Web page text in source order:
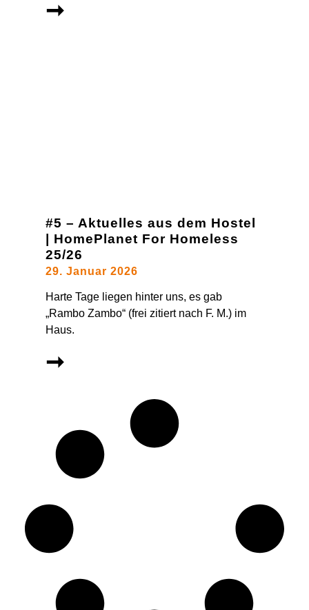
➞
#5 – Aktuelles aus dem Hostel
| HomePlanet For Homeless
25/26
29. Januar 2026
Harte Tage liegen hinter uns, es gab
„Rambo Zambo“ (frei zitiert nach F. M.) im
Haus.
➞